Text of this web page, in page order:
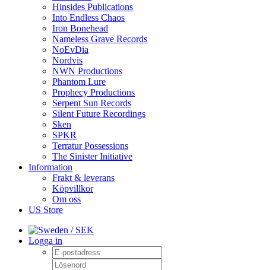
Hinsides Publications
Into Endless Chaos
Iron Bonehead
Nameless Grave Records
NoEvDia
Nordvis
NWN Productions
Phantom Lure
Prophecy Productions
Serpent Sun Records
Silent Future Recordings
Sken
SPKR
Terratur Possessions
The Sinister Initiative
Information
Frakt & leverans
Köpvillkor
Om oss
US Store
/ SEK
Logga in